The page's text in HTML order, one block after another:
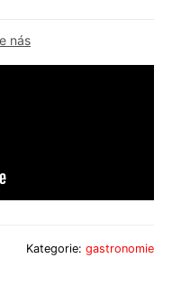
nás
Kategorie: gastronomie